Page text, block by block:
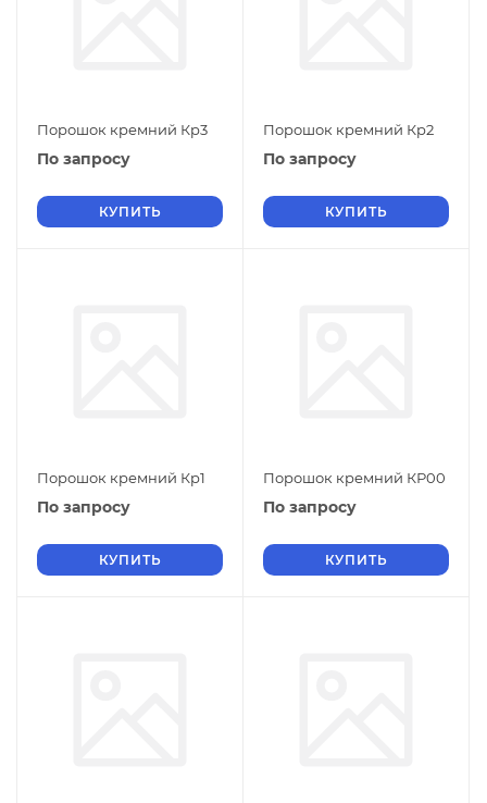
Порошок кремний Кр3
По запросу
КУПИТЬ
Порошок кремний Кр2
По запросу
КУПИТЬ
Порошок кремний Кр1
По запросу
КУПИТЬ
Порошок кремний КР00
По запросу
КУПИТЬ